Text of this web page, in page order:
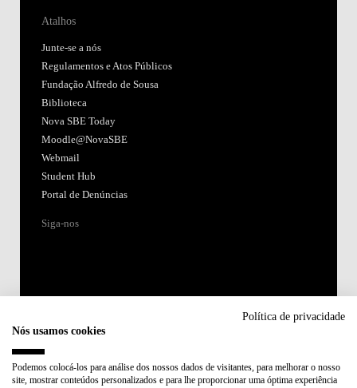
Atalhos
Junte-se a nós
Regulamentos e Atos Públicos
Fundação Alfredo de Sousa
Biblioteca
Nova SBE Today
Moodle@NovaSBE
Webmail
Student Hub
Portal de Denúncias
Siga-nos
Membro de:
Política de privacidade
Nós usamos cookies
Podemos colocá-los para análise dos nossos dados de visitantes, para melhorar o nosso
site, mostrar conteúdos personalizados e para lhe proporcionar uma óptima experiência